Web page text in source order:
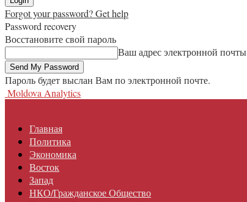
Forgot your password? Get help
Password recovery
Восстановите свой пароль
Ваш адрес электронной почты
Пароль будет выслан Вам по электронной почте.
Moldova Analytics
Главная
Политика
Экономика
Восток
Запад
НКО/гражданское Общество